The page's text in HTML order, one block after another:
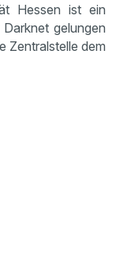
Hessen ist ein
gelungen
Zentralstelle dem